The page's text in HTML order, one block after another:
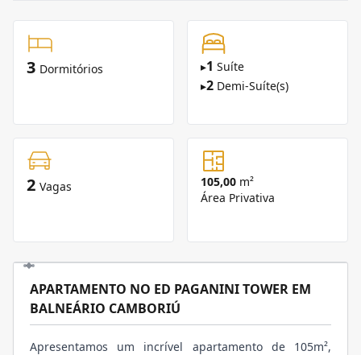
3 Dormitórios ▸1 Suíte
▸2 Demi-Suíte(s)
2 Vagas 105,00 m²
Área Privativa
APARTAMENTO NO ED PAGANINI TOWER EM
BALNEÁRIO CAMBORIÚ
Apresentamos um incrível apartamento de 105m²,